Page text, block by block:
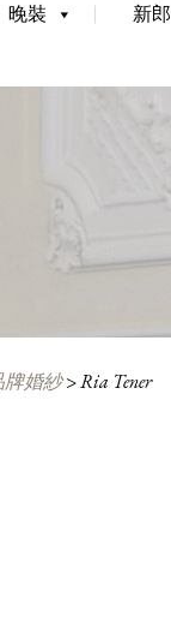
晚裝 新郎
牌婚紗>Ria Tener